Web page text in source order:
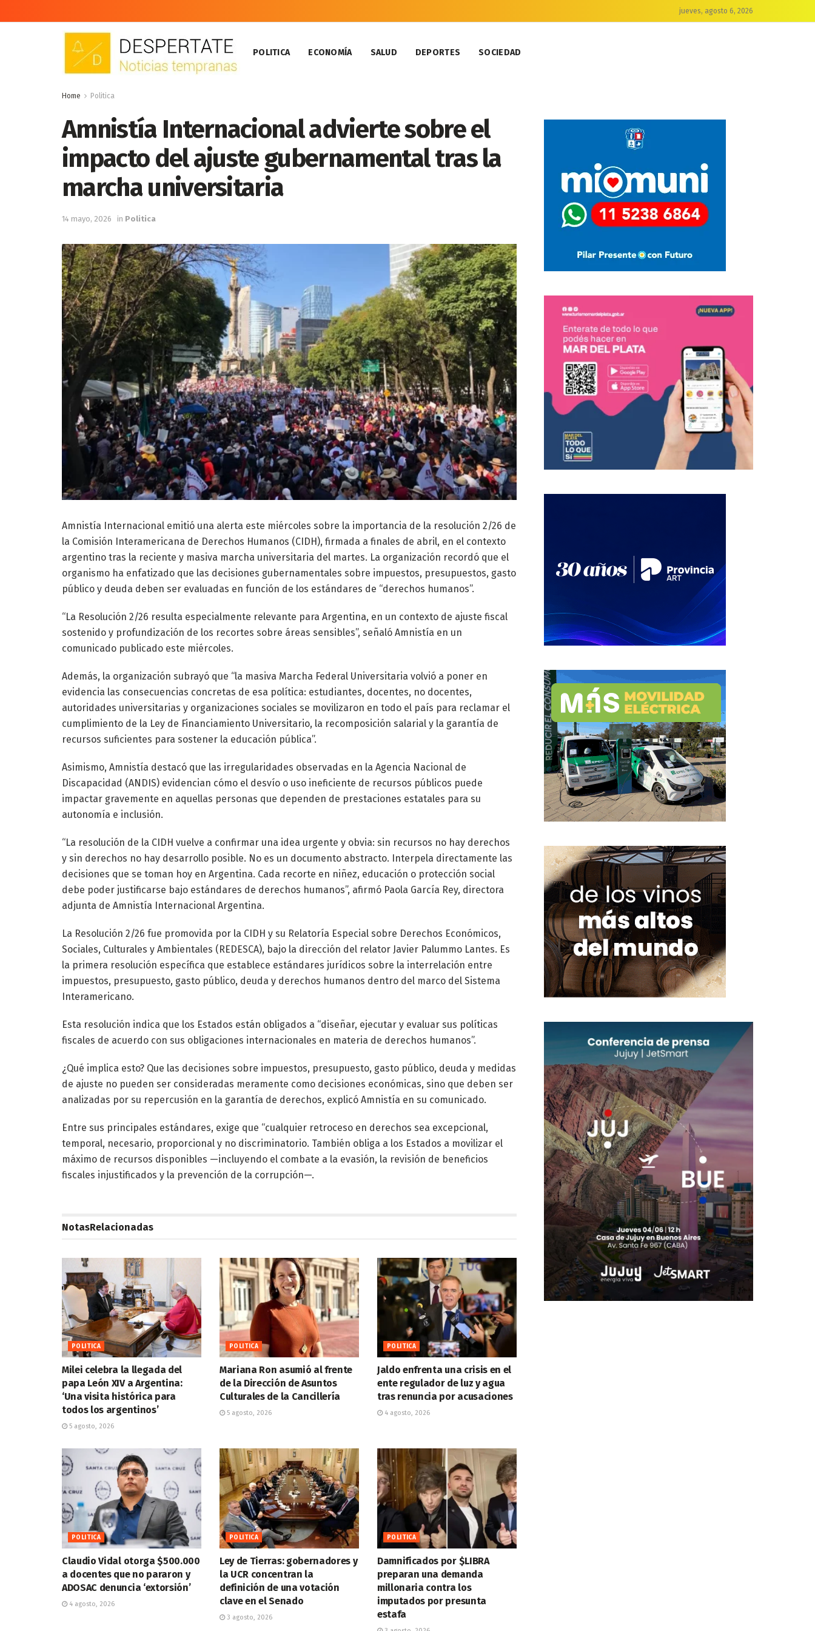
jueves, agosto 6, 2026
POLITICA ECONOMÍA SALUD DEPORTES SOCIEDAD
Home Politica
Amnistía Internacional advierte sobre el
impacto del ajuste gubernamental tras la
marcha universitaria
14 mayo, 2026 in Politica
Amnistía Internacional emitió una alerta este miércoles sobre la importancia de la resolución 2/26 de
la Comisión Interamericana de Derechos Humanos (CIDH), firmada a finales de abril, en el contexto
argentino tras la reciente y masiva marcha universitaria del martes. La organización recordó que el
organismo ha enfatizado que las decisiones gubernamentales sobre impuestos, presupuestos, gasto
público y deuda deben ser evaluadas en función de los estándares de “derechos humanos”.
“La Resolución 2/26 resulta especialmente relevante para Argentina, en un contexto de ajuste fiscal
sostenido y profundización de los recortes sobre áreas sensibles”, señaló Amnistía en un
comunicado publicado este miércoles.
Además, la organización subrayó que “la masiva Marcha Federal Universitaria volvió a poner en
evidencia las consecuencias concretas de esa política: estudiantes, docentes, no docentes,
autoridades universitarias y organizaciones sociales se movilizaron en todo el país para reclamar el
cumplimiento de la Ley de Financiamiento Universitario, la recomposición salarial y la garantía de
recursos suficientes para sostener la educación pública”.
Asimismo, Amnistía destacó que las irregularidades observadas en la Agencia Nacional de
Discapacidad (ANDIS) evidencian cómo el desvío o uso ineficiente de recursos públicos puede
impactar gravemente en aquellas personas que dependen de prestaciones estatales para su
autonomía e inclusión.
“La resolución de la CIDH vuelve a confirmar una idea urgente y obvia: sin recursos no hay derechos
y sin derechos no hay desarrollo posible. No es un documento abstracto. Interpela directamente las
decisiones que se toman hoy en Argentina. Cada recorte en niñez, educación o protección social
debe poder justificarse bajo estándares de derechos humanos”, afirmó Paola García Rey, directora
adjunta de Amnistía Internacional Argentina.
La Resolución 2/26 fue promovida por la CIDH y su Relatoría Especial sobre Derechos Económicos,
Sociales, Culturales y Ambientales (REDESCA), bajo la dirección del relator Javier Palummo Lantes. Es
la primera resolución específica que establece estándares jurídicos sobre la interrelación entre
impuestos, presupuesto, gasto público, deuda y derechos humanos dentro del marco del Sistema
Interamericano.
Esta resolución indica que los Estados están obligados a “diseñar, ejecutar y evaluar sus políticas
fiscales de acuerdo con sus obligaciones internacionales en materia de derechos humanos”.
¿Qué implica esto? Que las decisiones sobre impuestos, presupuesto, gasto público, deuda y medidas
de ajuste no pueden ser consideradas meramente como decisiones económicas, sino que deben ser
analizadas por su repercusión en la garantía de derechos, explicó Amnistía en su comunicado.
Entre sus principales estándares, exige que “cualquier retroceso en derechos sea excepcional,
temporal, necesario, proporcional y no discriminatorio. También obliga a los Estados a movilizar el
máximo de recursos disponibles —incluyendo el combate a la evasión, la revisión de beneficios
fiscales injustificados y la prevención de la corrupción—.
NotasRelacionadas
POLITICA
Milei celebra la llegada del
papa León XIV a Argentina:
‘Una visita histórica para
todos los argentinos’
5 agosto, 2026
POLITICA
Mariana Ron asumió al frente
de la Dirección de Asuntos
Culturales de la Cancillería
5 agosto, 2026
POLITICA
Jaldo enfrenta una crisis en el
ente regulador de luz y agua
tras renuncia por acusaciones
4 agosto, 2026
POLITICA
Claudio Vidal otorga $500.000
a docentes que no pararon y
ADOSAC denuncia ‘extorsión’
4 agosto, 2026
POLITICA
Ley de Tierras: gobernadores y
la UCR concentran la
definición de una votación
clave en el Senado
3 agosto, 2026
POLITICA
Damnificados por $LIBRA
preparan una demanda
millonaria contra los
imputados por presunta
estafa